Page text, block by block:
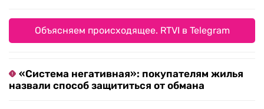
Объясняем происходящее. RTVI в Telegram
«Система негативная»: покупателям жилья
назвали способ защититься от обмана